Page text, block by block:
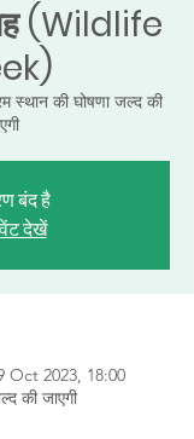
(Wildlife
स्थान की घोषणा जल्द की
बंद है
देखें
Oct 2023, 18:00
की जाएगी